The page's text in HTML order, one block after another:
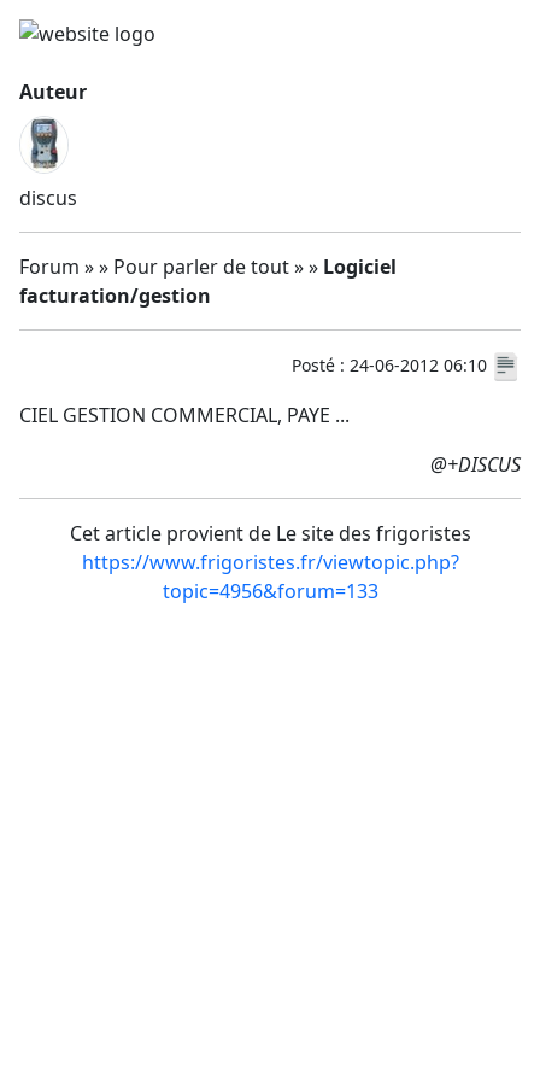
Auteur
discus
Forum » » Pour parler de tout » » Logiciel
facturation/gestion
Posté : 24-06-2012 06:10
CIEL GESTION COMMERCIAL, PAYE ...
@+DISCUS
Cet article provient de Le site des frigoristes
https://www.frigoristes.fr/viewtopic.php?
topic=4956&forum=133